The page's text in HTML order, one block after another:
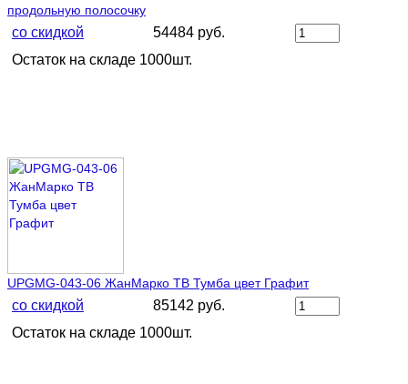
продольную полосочку
со скидкой
54484 руб.
Остаток на складе 1000шт.
UPGMG-043-06 ЖанМарко ТВ Тумба цвет Графит
со скидкой
85142 руб.
Остаток на складе 1000шт.